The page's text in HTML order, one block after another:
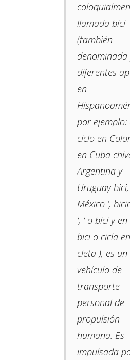
llamada bici​
(también
denominada
diferentes
en
por ejemplo:
ciclo​ en
en Cuba
Argentina y
Uruguay
México ‘,
‘, ‘ o bici y
bici o cicla
cleta ​​), es un
vehículo de
transporte
personal de
propulsión
humana. Es
impulsada